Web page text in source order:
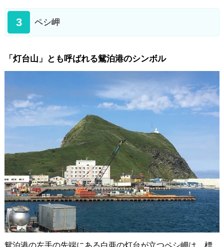
3 ペシ岬
「灯台山」とも呼ばれる鴛泊港のシンボル